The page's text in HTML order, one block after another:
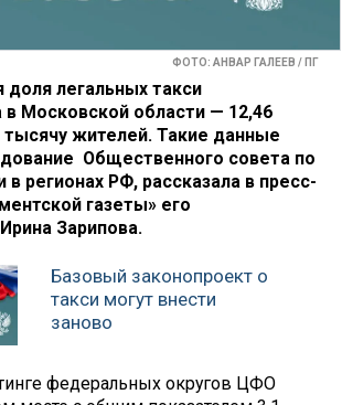
ФОТО: АНВАР ГАЛЕЕВ / ПГ
легальных такси
в Московской области — 12,46
тысячу жителей. Такие данные
Общественного совета по
в регионах РФ, рассказала в пресс-
газеты» его
Зарипова.
Базовый законопроект о
такси могут внести
заново
федеральных округов ЦФО